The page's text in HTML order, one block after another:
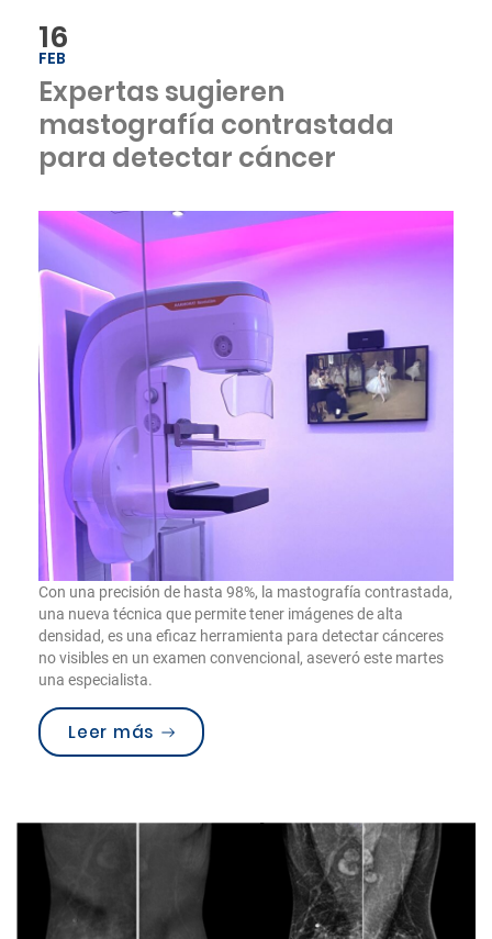
16
FEB
Expertas sugieren
mastografía contrastada
para detectar cáncer
Con una precisión de hasta 98%, la mastografía contrastada,
una nueva técnica que permite tener imágenes de alta
densidad, es una eficaz herramienta para detectar cánceres
no visibles en un examen convencional, aseveró este martes
una especialista.
Leer más “Expertas sugieren mastografía